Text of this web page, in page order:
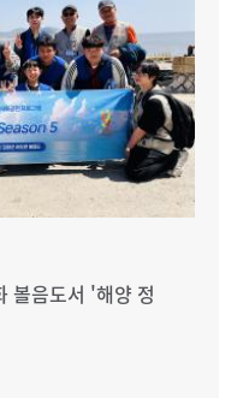
볼음도서 '해양 정